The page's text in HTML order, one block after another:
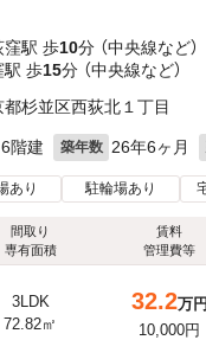
窪駅 歩10分 （中央線など）
駅 歩15分 （中央線など）
都杉並区西荻北１丁目
6階建 築年数 26年6ヶ月
あり 駐輪場あり
間取り
専有面積
賃料
管理費等
3LDK
72.82㎡
32.2万円
10,000円